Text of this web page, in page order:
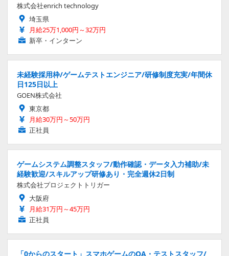
株式会社enrich technology
埼玉県
月給25万1,000円～32万円
新卒・インターン
未経験採用枠/ゲームテストエンジニア/研修制度充実/年間休
日125日以上
GOEN株式会社
東京都
月給30万円～50万円
正社員
ゲームシステム調整スタッフ/動作確認・データ入力補助/未
経験歓迎/スキルアップ研修あり・完全週休2日制
株式会社プロジェクトトリガー
大阪府
月給31万円～45万円
正社員
「0からのスタート」スマホゲームのQA・テストスタッフ/